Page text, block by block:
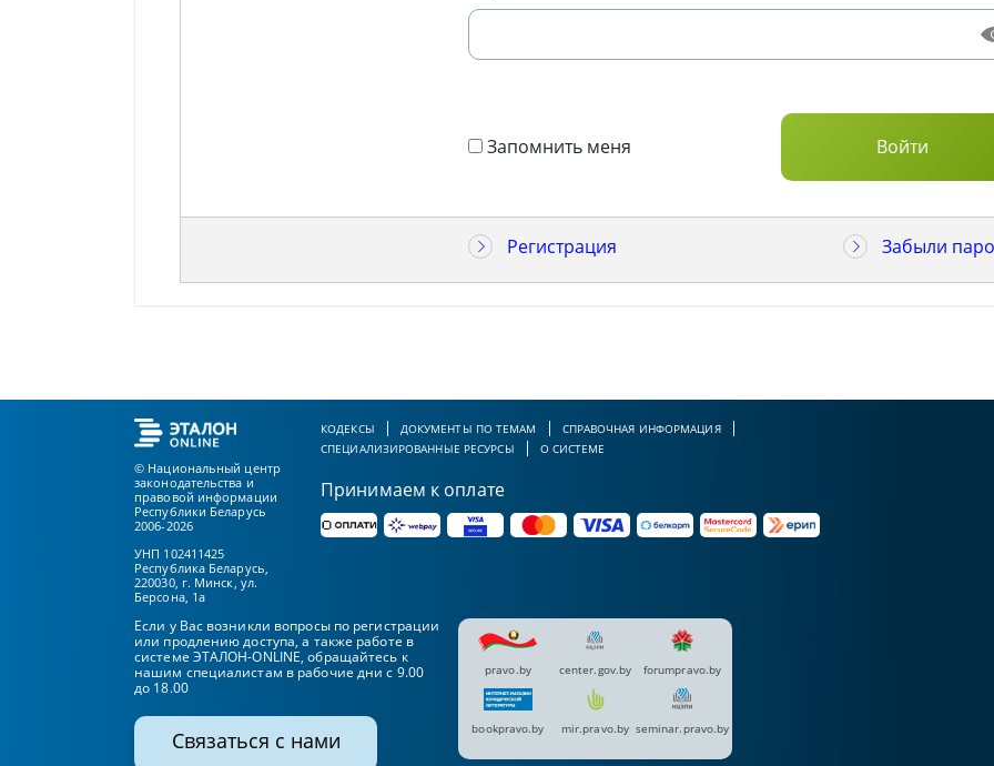
Запомнить меня
Регистрация Забыли
© Национальный центр
законодательства и
правовой информации
Республики Беларусь
2006-2026
УНП 102411425
Республика Беларусь,
220030, г. Минск, ул.
Берсона, 1а
КОДЕКСЫ ДОКУМЕНТЫ ПО ТЕМАМ
СПРАВОЧНАЯ ИНФОРМАЦИЯ
СПЕЦИАЛИЗИРОВАННЫЕ РЕСУРСЫ
О СИСТЕМЕ
Принимаем к оплате
Если у Вас возникли вопросы по регистрации
или продлению доступа, а также работе в
системе ЭТАЛОН-ONLINE, обращайтесь к
нашим специалистам в рабочие дни с 9.00
до 18.00
Связаться с нами
pravo.by center.gov.by forumpravo.by
bookpravo.by mir.pravo.by seminar.pravo.by